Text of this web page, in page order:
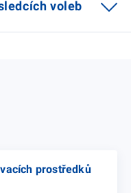
voleb
prostředků